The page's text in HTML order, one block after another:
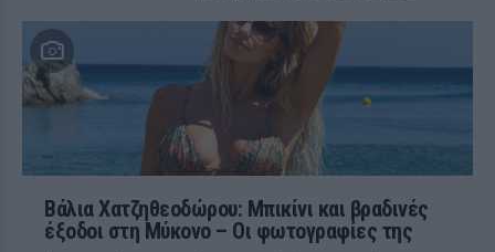
Βάλια Χατζηθεοδώρου: Μπικίνι και βραδινές
έξοδοι στη Μύκονο – Οι φωτογραφίες της